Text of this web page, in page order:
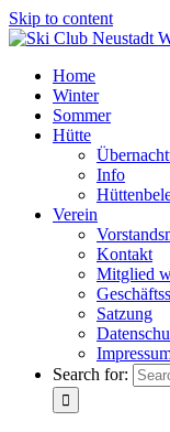
Skip to content
Home
Winter
Sommer
Hütte
Info
Verein
Kontakt
Mitglied
Satzung
Search for: